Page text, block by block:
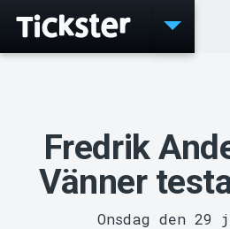
Fredrik
Vänner
Onsdag den 29